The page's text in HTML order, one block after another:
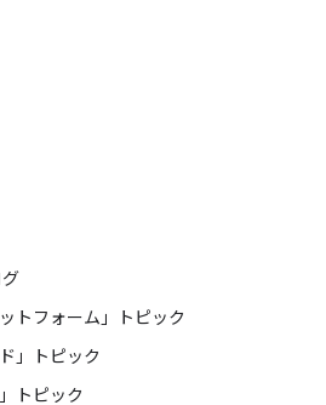
トフォーム」トピック
」トピック
トピック